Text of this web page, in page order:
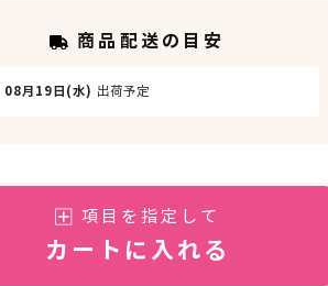
商品配送の目安
08月19日(水) 出荷予定
項目を指定して
カートに入れる